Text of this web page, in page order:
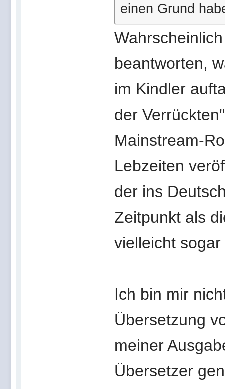
einen Grund
beantworten,
im Kindler
der
Mainstream-
Lebzeiten
der ins
Zeitpunkt als
vielleicht
Ich bin mir
Übersetzung
meiner
Übersetzer